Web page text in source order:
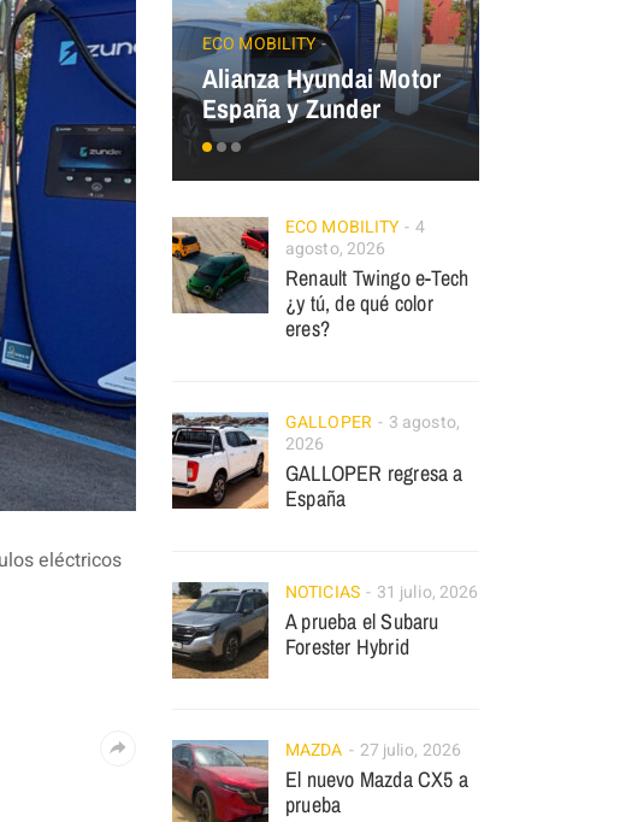
eléctricos
ECO MOBILITY
Alianza Hyundai Motor
España y Zunder
ECO MOBILITY
4
agosto, 2026
Renault Twingo e-Tech
¿y tú, de qué color
eres?
GALLOPER
3 agosto,
2026
GALLOPER regresa a
España
NOTICIAS 31 julio, 2026
A prueba el Subaru
Forester Hybrid
MAZDA 27 julio, 2026
El nuevo Mazda CX5 a
prueba